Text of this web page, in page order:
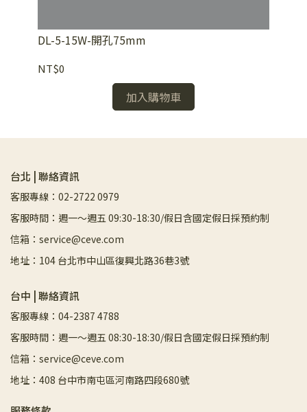
DL-5-15W-開孔75mm
NT$0
加入購物車
台北 | 聯絡資訊
客服專線：02-2722 0979
客服時間：週一～週五 09:30-18:30/假日含國定假日採預約制
信箱：service@ceve.com
地址：104 台北市中山區復興北路36巷3號
台中 | 聯絡資訊
客服專線：04-2387 4788
客服時間：週一～週五 08:30-18:30/假日含國定假日採預約制
信箱：service@ceve.com
地址：408 台中市南屯區河南路四段680號